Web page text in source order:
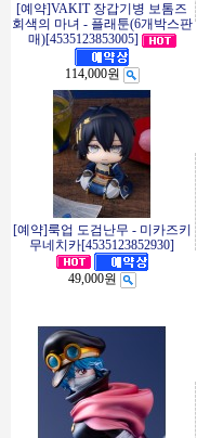
[예약]VAKIT 장갑기병 보톰즈
회색의 마녀 - 플래툰(6개박스판
매)[4535123853005]
114,000원
[예약]룩업 도검난무 - 미카즈키
무네치카[4535123852930]
49,000원